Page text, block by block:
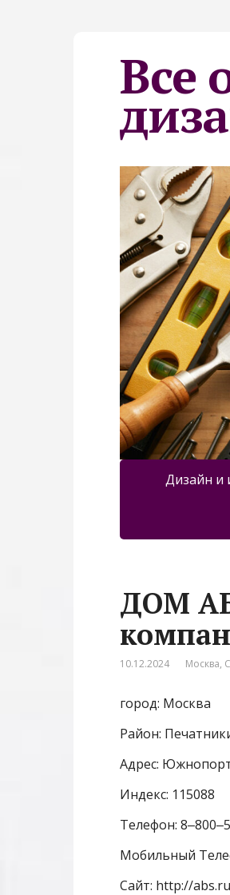
Все
Дизайн и
ДОМ
10.12.2024 Москва,
город: Москва
Район:
Адрес:
Индекс: 115088
Телефон:
Мобильный
Сайт: http://abs.ru